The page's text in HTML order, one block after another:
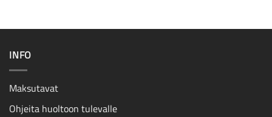
INFO
Maksutavat
Ohjeita huoltoon tulevalle